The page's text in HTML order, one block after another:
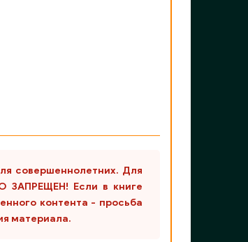
совершеннолетних. Для
ЗАПРЕЩЕН! Если в книге
контента - просьба
материала.